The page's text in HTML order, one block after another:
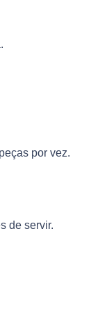
por vez.
de servir.